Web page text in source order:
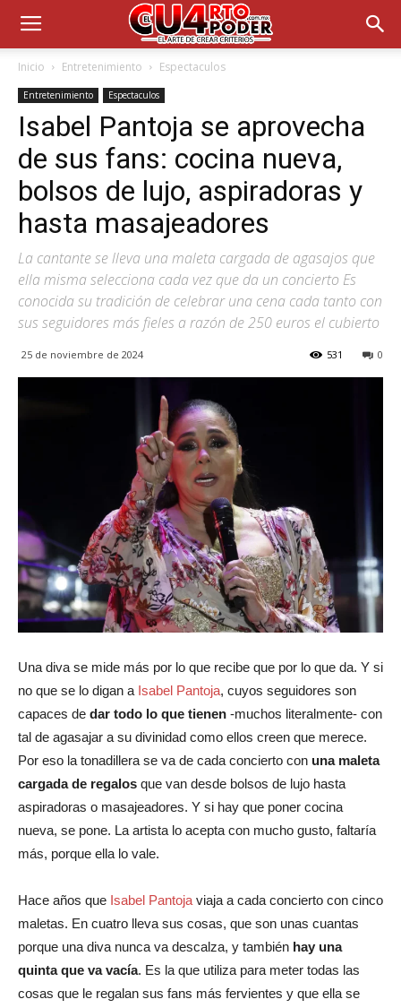
Inicio Entretenimiento Espectaculos
Entretenimiento Espectaculos
Isabel Pantoja se aprovecha
de sus fans: cocina nueva,
bolsos de lujo, aspiradoras y
hasta masajeadores
La cantante se lleva una maleta cargada de agasajos que
ella misma selecciona cada vez que da un concierto Es
conocida su tradición de celebrar una cena cada tanto con
sus seguidores más fieles a razón de 250 euros el cubierto
25 de noviembre de 2024 0
531
Una diva se mide más por lo que recibe que por lo que da. Y si
no que se lo digan a Isabel Pantoja, cuyos seguidores son
capaces de dar todo lo que tienen -muchos literalmente- con
tal de agasajar a su divinidad como ellos creen que merece.
Por eso la tonadillera se va de cada concierto con una maleta
cargada de regalos que van desde bolsos de lujo hasta
aspiradoras o masajeadores. Y si hay que poner cocina
nueva, se pone. La artista lo acepta con mucho gusto, faltaría
más, porque ella lo vale.
Hace años que Isabel Pantojaviaja a cada concierto con cinco
maletas. En cuatro lleva sus cosas, que son unas cuantas
porque una diva nunca va descalza, y también hay una
quinta que va vacía. Es la que utiliza para meter todas las
cosas que le regalan sus fans más fervientes y que ella se